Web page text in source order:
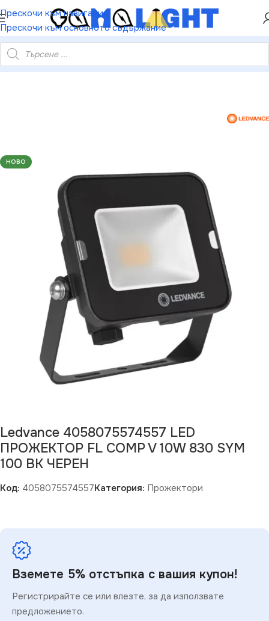
Прескочи към навигация
Прескочи към основното съдържание
НАМАЛЕНИЕ ОТ 5%
LED ПРОЖЕКТОР FL COMP V 10W 830 SYM 100 BK ЧЕРЕН
НОВО
Ledvance 4058075574557 LED
ПРОЖЕКТОР FL COMP V 10W 830 SYM
100 BK ЧЕРЕН
Код: 4058075574557Категория: Прожектори
Вземете 5% отстъпка с вашия купон!
Регистрирайте се или влезте, за да използвате
предложението.